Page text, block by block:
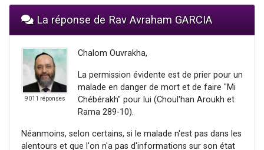
La réponse de Rav Avraham GARCIA
9011 réponses
Chalom Ouvrakha,
La permission évidente est de prier pour un
malade en danger de mort et de faire "Mi
Chébérakh" pour lui (Choul'han Aroukh et
Rama 289-10).
Néanmoins, selon certains, si le malade n'est pas dans les
alentours et que l'on n'a pas d'informations sur son état